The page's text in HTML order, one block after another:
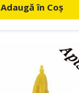
Adaugă în Coș